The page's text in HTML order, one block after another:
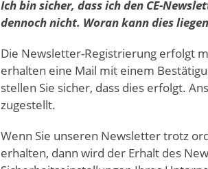
Ich bin sicher, dass ich den CE-
dennoch nicht. Woran kann dies
Die Newsletter-Registrierung erfolgt
erhalten eine Mail mit einem
stellen Sie sicher, dass dies erfolgt.
zugestellt.
Wenn Sie unseren Newsletter trotz
erhalten, dann wird der Erhalt des